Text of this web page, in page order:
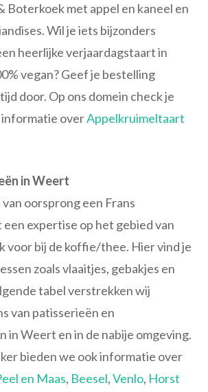
Boterkoek met appel en kaneel en
Wil je iets bijzonders
heerlijke verjaardagstaart in
vegan? Geef je bestelling
door. Op ons domein check je
overAppelkruimeltaart
in Weert
oorsprong een Frans
expertise op het gebied van
voor bij de koffie/thee. Hier vind je
zoals vlaaitjes, gebakjes en
tabel verstrekken wij
van patisserieën en
in Weert en in de nabije omgeving.
bieden we ook informatie over
en Maas, Beesel,Venlo, Horst